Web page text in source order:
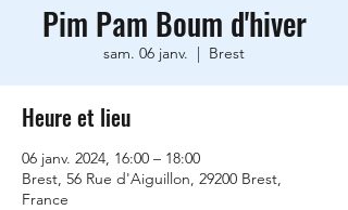
Pim Pam Boum d'hiver
sam. 06 janv.
  |
Brest
Heure et lieu
06 janv. 2024, 16:00 – 18:00
Brest, 56 Rue d'Aiguillon, 29200 Brest,
France